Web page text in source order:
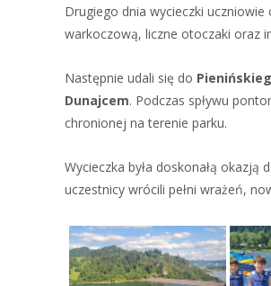
Drugiego dnia wycieczki uczniowie
warkoczową, liczne otoczaki oraz
Następnie udali się do
Dunajcem. Podczas spływu
chronionej na terenie parku.
Wycieczka była doskonałą
uczestnicy wrócili pełni wrażeń,